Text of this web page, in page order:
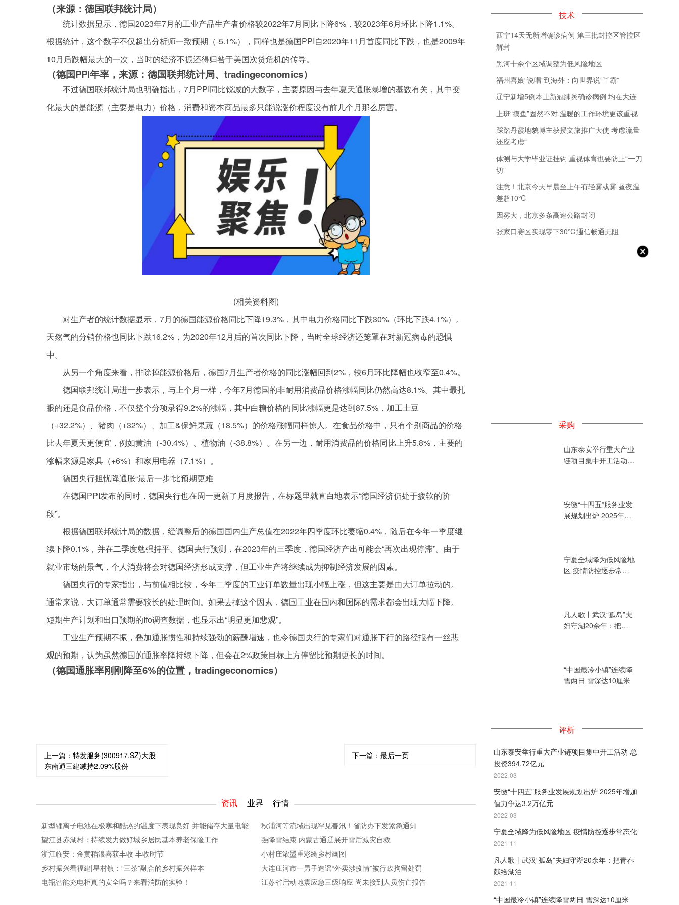
（来源：德国联邦统计局）
统计数据显示，德国2023年7月的工业产品生产者价格较2022年7月同比下降6%，较2023年6月环比下降1.1%。
根据统计，这个数字不仅超出分析师一致预期（-5.1%），同样也是德国PPI自2020年11月首度同比下跌，也是2009年
10月后跌幅最大的一次，当时的经济不振还得归咎于美国次贷危机的传导。
（德国PPI年率，来源：德国联邦统计局、tradingeconomics）
不过德国联邦统计局也明确指出，7月PPI同比锐减的大数字，主要原因与去年夏天通胀暴增的基数有关，其中变
化最大的是能源（主要是电力）价格，消费和资本商品最多只能说涨价程度没有前几个月那么厉害。
(相关资料图)
对生产者的统计数据显示，7月的德国能源价格同比下降19.3%，其中电力价格同比下跌30%（环比下跌4.1%）。
天然气的分销价格也同比下跌16.2%，为2020年12月后的首次同比下降，当时全球经济还笼罩在对新冠病毒的恐惧
中。
从另一个角度来看，排除掉能源价格后，德国7月生产者价格的同比涨幅回到2%，较6月环比降幅也收窄至0.4%。
德国联邦统计局进一步表示，与上个月一样，今年7月德国的非耐用消费品价格涨幅同比仍然高达8.1%。其中最扎
眼的还是食品价格，不仅整个分项录得9.2%的涨幅，其中白糖价格的同比涨幅更是达到87.5%，加工土豆
（+32.2%）、猪肉（+32%）、加工&保鲜果蔬（18.5%）的价格涨幅同样惊人。在食品价格中，只有个别商品的价格
比去年夏天更便宜，例如黄油（-30.4%）、植物油（-38.8%）。在另一边，耐用消费品的价格同比上升5.8%，主要的
涨幅来源是家具（+6%）和家用电器（7.1%）。
德国央行担忧降通胀“最后一步”比预期更难
在德国PPI发布的同时，德国央行也在周一更新了月度报告，在标题里就直白地表示“德国经济仍处于疲软的阶
段”。
根据德国联邦统计局的数据，经调整后的德国国内生产总值在2022年四季度环比萎缩0.4%，随后在今年一季度继
续下降0.1%，并在二季度勉强持平。德国央行预测，在2023年的三季度，德国经济产出可能会“再次出现停滞”。由于
就业市场的景气，个人消费将会对德国经济形成支撑，但工业生产将继续成为抑制经济发展的因素。
德国央行的专家指出，与前值相比较，今年二季度的工业订单数量出现小幅上涨，但这主要是由大订单拉动的。
通常来说，大订单通常需要较长的处理时间。如果去掉这个因素，德国工业在国内和国际的需求都会出现大幅下降。
短期生产计划和出口预期的Ifo调查数据，也显示出“明显更加悲观”。
工业生产预期不振，叠加通胀惯性和持续强劲的薪酬增速，也令德国央行的专家们对通胀下行的路径报有一丝悲
观的预期，认为虽然德国的通胀率降持续下降，但会在2%政策目标上方停留比预期更长的时间。
（德国通胀率刚刚降至6%的位置，tradingeconomics）
上一篇： 特发服务(300917.SZ)大股
东南通三建减持2.09%股份
下一篇： 最后一页
资讯 业界 行情
新型锂离子电池在极寒和酷热的温度下表现良好 并能储存大量电能
秋浦河等流域出现罕见春汛！省防办下发紧急通知
望江县赤湖村：持续发力做好城乡居民基本养老保险工作
强降雪结束 内蒙古通辽展开雪后减灾自救
浙江临安：金黄稻浪喜获丰收 丰收时节
小村庄浓墨重彩绘乡村画图
乡村振兴看福建|星村镇：“三茶”融合的乡村振兴样本
大连庄河市一男子造谣“外卖涉疫情”被行政拘留处罚
电瓶智能充电柜真的安全吗？来看消防的实验！
江苏省启动地震应急三级响应 尚未接到人员伤亡报告
技术
西宁14天无新增确诊病例 第三批封控区管控区
解封
黑河十余个区域调整为低风险地区
福州喜娘“说唱”到海外：向世界说“丫霸”
辽宁新增5例本土新冠肺炎确诊病例 均在大连
上班“摸鱼”固然不对 温暖的工作环境更该重视
踩踏丹霞地貌博主获授文旅推广大使 考虑流量
还应考虑“
体测与大学毕业证挂钩 重视体育也要防止“一刀
切”
注意！北京今天早晨至上午有轻雾或雾 昼夜温
差超10℃
因雾大，北京多条高速公路封闭
张家口赛区实现零下30℃通信畅通无阻
采购
山东泰安举行重大产业
链项目集中开工活动
安徽“十四五”服务业发
展规划出炉 2025年增
宁夏全域降为低风险地
区 疫情防控逐步常态
凡人歌丨武汉“孤岛”夫
妇守湖20余年：把青
“中国最冷小镇”连续降
雪两日 雪深达10厘米
评析
山东泰安举行重大产业链项目集中开工活动 总
投资394.72亿元
2022-03
安徽“十四五”服务业发展规划出炉 2025年增加
值力争达3.2万亿元
2022-03
宁夏全域降为低风险地区 疫情防控逐步常态化
2021-11
凡人歌丨武汉“孤岛”夫妇守湖20余年：把青春
献给湖泊
2021-11
“中国最冷小镇”连续降雪两日 雪深达10厘米